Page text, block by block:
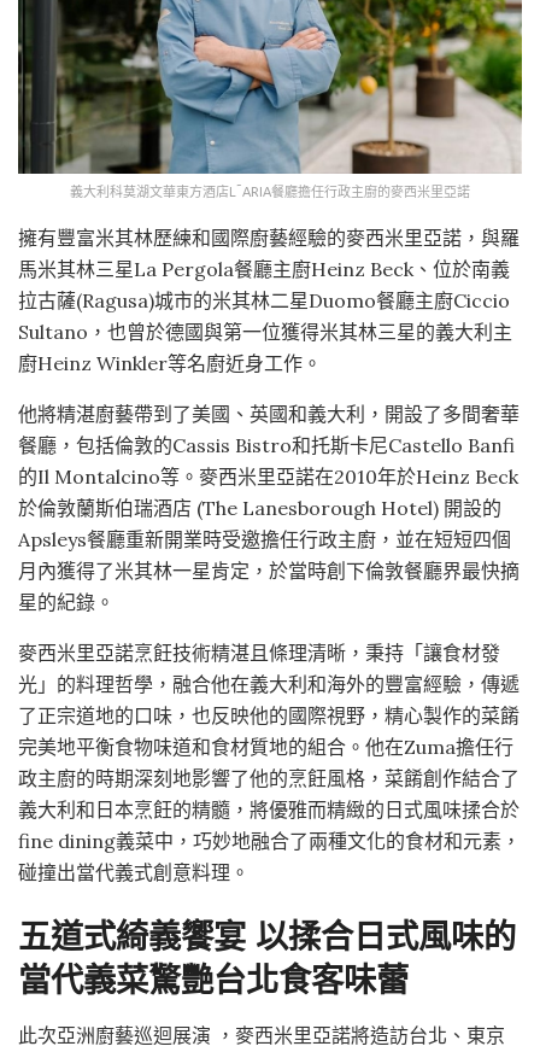
義大利科莫湖文華東方酒店L˜ARIA餐廳擔任行政主廚的麥西米里亞諾
擁有豐富米其林歷練和國際廚藝經驗的麥西米里亞諾，與羅
馬米其林三星La Pergola餐廳主廚Heinz Beck、位於南義
拉古薩(Ragusa)城市的米其林二星Duomo餐廳主廚Ciccio
Sultano，也曾於德國與第一位獲得米其林三星的義大利主
廚Heinz Winkler等名廚近身工作。
他將精湛廚藝帶到了美國、英國和義大利，開設了多間奢華
餐廳，包括倫敦的Cassis Bistro和托斯卡尼Castello Banfi
的Il Montalcino等。麥西米里亞諾在2010年於Heinz Beck
於倫敦蘭斯伯瑞酒店 (The Lanesborough Hotel) 開設的
Apsleys餐廳重新開業時受邀擔任行政主廚，並在短短四個
月內獲得了米其林一星肯定，於當時創下倫敦餐廳界最快摘
星的紀錄。
麥西米里亞諾烹飪技術精湛且條理清晰，秉持「讓食材發
光」的料理哲學，融合他在義大利和海外的豐富經驗，傳遞
了正宗道地的口味，也反映他的國際視野，精心製作的菜餚
完美地平衡食物味道和食材質地的組合。他在Zuma擔任行
政主廚的時期深刻地影響了他的烹飪風格，菜餚創作結合了
義大利和日本烹飪的精髓，將優雅而精緻的日式風味揉合於
fine dining義菜中，巧妙地融合了兩種文化的食材和元素，
碰撞出當代義式創意料理。
五道式綺義饗宴 以揉合日式風味的
當代義菜驚艷台北食客味蕾
此次亞洲廚藝巡迴展演 ，麥西米里亞諾將造訪台北、東京